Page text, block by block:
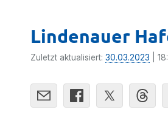
Lindenauer
Zuletzt aktualisiert: 30.03.2023 |